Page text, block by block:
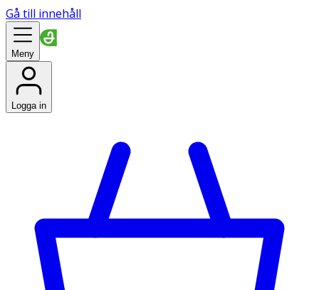
Gå till innehåll
Meny
Logga in